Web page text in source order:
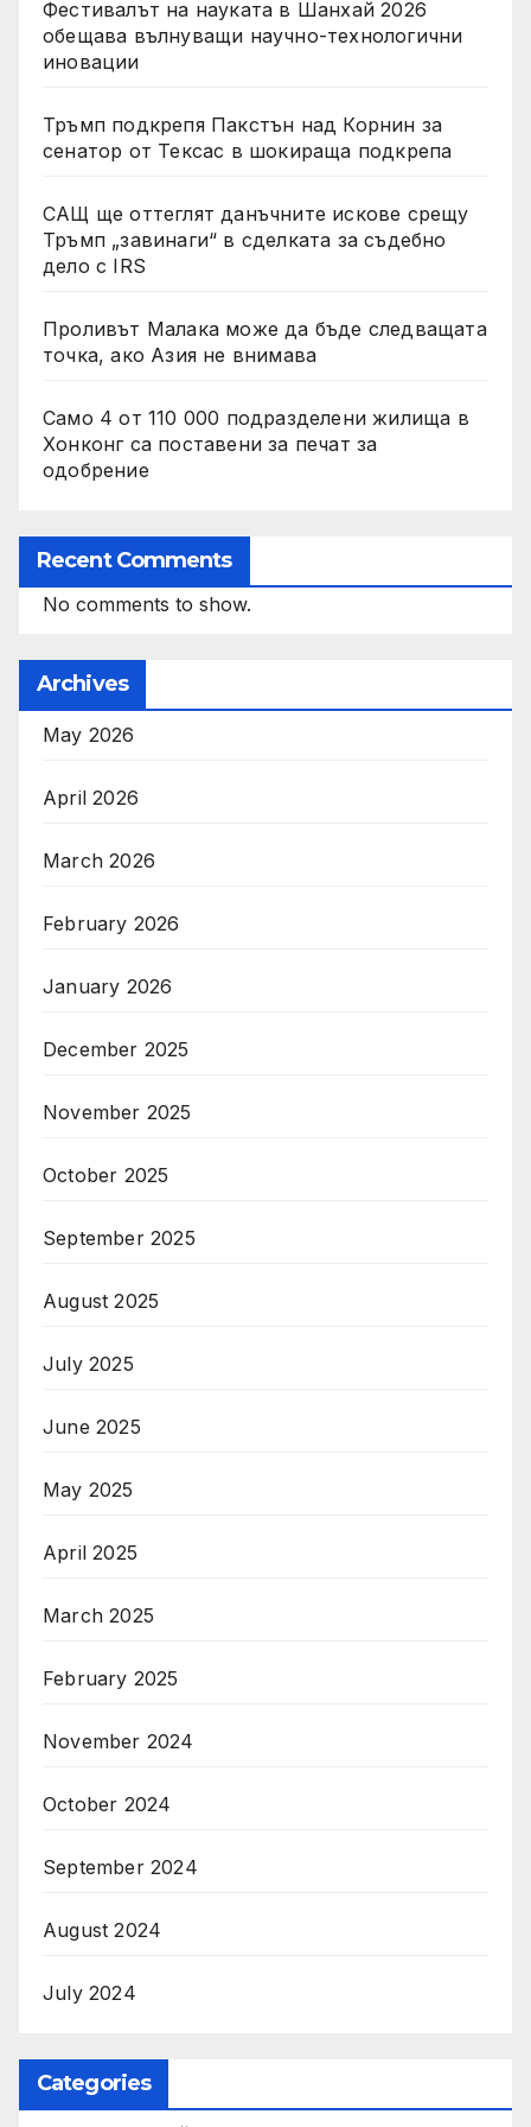
Фестивалът на науката в Шанхай 2026
обещава вълнуващи научно-технологични
иновации
Тръмп подкрепя Пакстън над Корнин за
сенатор от Тексас в шокираща подкрепа
САЩ ще оттеглят данъчните искове срещу
Тръмп „завинаги“ в сделката за съдебно
дело с IRS
Проливът Малака може да бъде следващата
точка, ако Азия не внимава
Само 4 от 110 000 подразделени жилища в
Хонконг са поставени за печат за
одобрение
Recent Comments
No comments to show.
Archives
May 2026
April 2026
March 2026
February 2026
January 2026
December 2025
November 2025
October 2025
September 2025
August 2025
July 2025
June 2025
May 2025
April 2025
March 2025
February 2025
November 2024
October 2024
September 2024
August 2024
July 2024
Categories